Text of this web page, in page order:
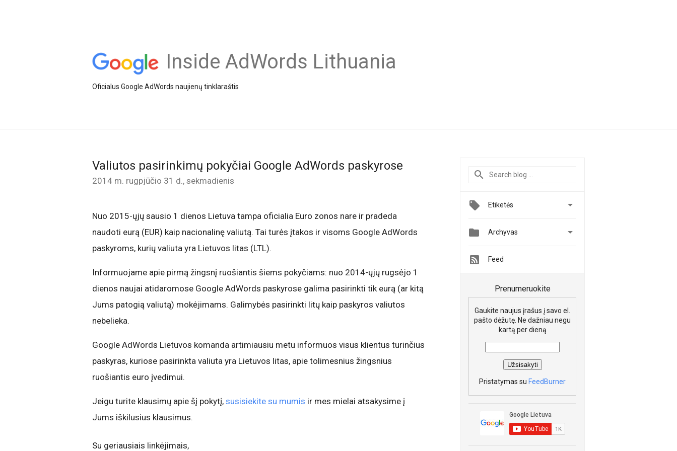
Inside AdWords Lithuania
Oficialus Google AdWords naujienų tinklaraštis
Valiutos pasirinkimų pokyčiai Google AdWords paskyrose
2014 m. rugpjūčio 31 d., sekmadienis
Nuo 2015-ųjų sausio 1 dienos Lietuva tampa oficialia Euro zonos nare ir pradeda
naudoti eurą (EUR) kaip nacionalinę valiutą. Tai turės įtakos ir visoms Google AdWords
paskyroms, kurių valiuta yra Lietuvos litas (LTL).
Informuojame apie pirmą žingsnį ruošiantis šiems pokyčiams: nuo 2014-ųjų rugsėjo 1
dienos naujai atidaromose Google AdWords paskyrose galima pasirinkti tik eurą (ar kitą
Jums patogią valiutą) mokėjimams. Galimybės pasirinkti litų kaip paskyros valiutos
nebelieka.
Google AdWords Lietuvos komanda artimiausiu metu informuos visus klientus turinčius
paskyras, kuriose pasirinkta valiuta yra Lietuvos litas, apie tolimesnius žingsnius
ruošiantis euro įvedimui.
Jeigu turite klausimų apie šį pokytį, susisiekite su mumis ir mes mielai atsakysime į
Jums iškilusius klausimus.
Su geriausiais linkėjimais,
Etiketės 
 Archyvas 
Feed
Prenumeruokite
Gaukite naujus įrašus į savo el.
pašto dėžutę. Ne dažniau negu
kartą per dieną
Pristatymas su FeedBurner